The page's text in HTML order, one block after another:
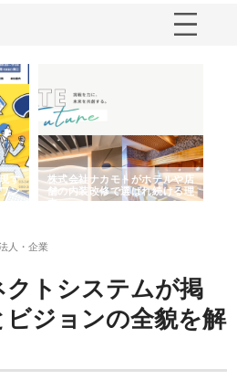
す
ン
株式会社ナカモトがホテルや店
舗の内装改修で選ばれ続ける理
由
人・企業
クトシステムが掲
ジョンの全貌を解